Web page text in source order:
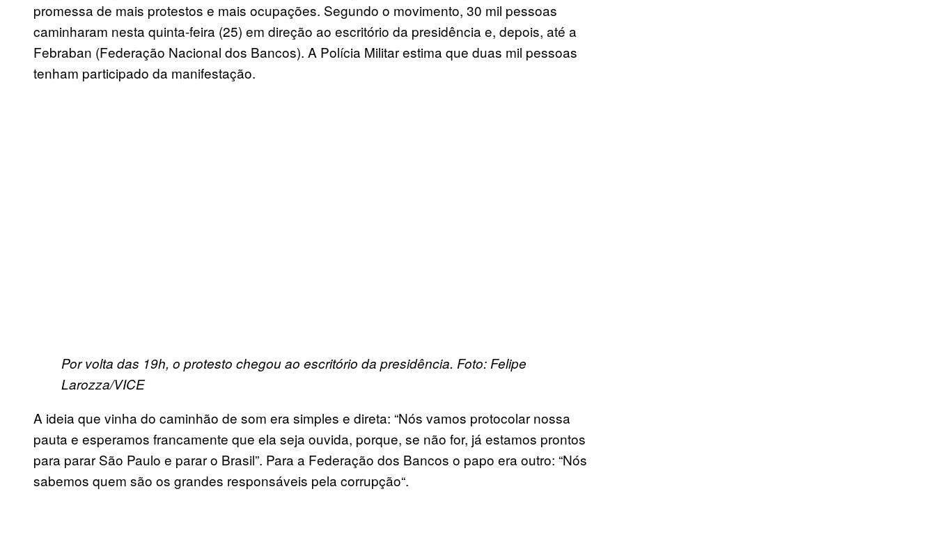
promessa de mais protestos e mais ocupações. Segundo o movimento, 30 mil pessoas
caminharam nesta quinta-feira (25) em direção ao escritório da presidência e, depois, até a
Febraban (Federação Nacional dos Bancos). A Polícia Militarestima que duas mil pessoas
tenham participado da manifestação.
Por volta das 19h, o protesto chegou ao escritório da presidência. Foto: Felipe
Larozza/VICE
A ideia que vinha do caminhão de som era simples e direta: “Nós vamos protocolar nossa
pauta e esperamos francamente que ela seja ouvida, porque, se não for, já estamos prontos
para parar São Paulo e parar o Brasil”. Para a Federação dos Bancos o papo era outro: “Nós
sabemos quem são os grandes responsáveis pela corrupção“.